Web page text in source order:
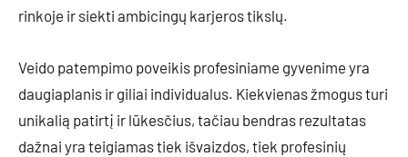
rinkoje ir siekti ambicingų karjeros tikslų.
Veido patempimo poveikis profesiniame gyvenime yra
daugiaplanis ir giliai individualus. Kiekvienas žmogus turi
unikalią patirtį ir lūkesčius, tačiau bendras rezultatas
dažnai yra teigiamas tiek išvaizdos, tiek profesinių